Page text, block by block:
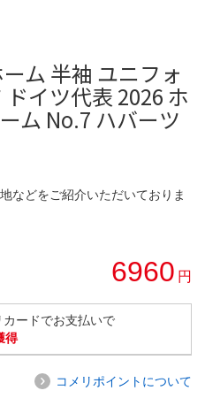
ム 半袖 ユニフォ
イツ代表 2026 ホ
ム No.7 ハバーツ
などをご紹介いただいておりま
6960 円
ードでお支払いで
得
コメリポイントについて